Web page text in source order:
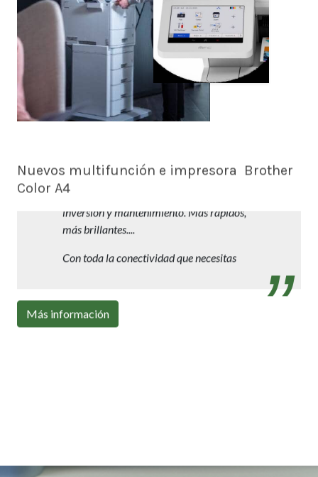
Nuevos multifunción e impresora Brother
Color A4
Trabajos profesionales en A4 con reducida
Con toda la conectividad que necesitas